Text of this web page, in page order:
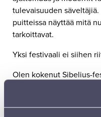
tulevaisuuden
puitteissa näyttää mitä
tarkoittavat.
Yksi festivaali ei siihen
Olen kokenut Sibelius-
kunniatehtäväksi ja
painopisteen
säveltäjien teokset on